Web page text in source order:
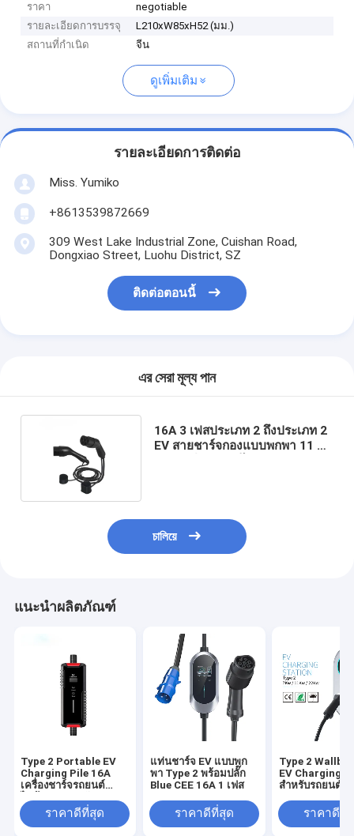
ราคา
negotiable
รายละเอียดการบรรจุ
L210xW85xH52 (มม.)
สถานที่กำเนิด
จีน
ดูเพิ่มเติม
รายละเอียดการติดต่อ
Miss. Yumiko
+8613539872669
309 West Lake Industrial Zone, Cuishan Road,
Dongxiao Street, Luohu District, SZ
ติดต่อตอนนี้
এর সেরা মূল্য পান
16A 3 เฟสประเภท 2 ถึงประเภท 2
EV สายชาร์จกองแบบพกพา 11 Kw
চালিয়ে
แนะนำผลิตภัณฑ์
Type 2 Portable EV
Charging Pile 16A
เครื่องชาร์จรถยนต์
อัจฉริยะ IEC 62196
ราคาดีที่สุด
แท่นชาร์จ EV แบบพก
พา Type 2 พร้อมปลั๊ก
Blue CEE 16A 1 เฟส
ราคาดีที่สุด
Type 2
EV Charging
สำหรับรถยนต์ไ
พร้อมจอ LCD
ราคาดีที่